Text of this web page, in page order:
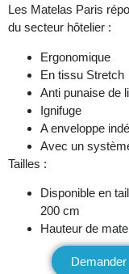
Les Matelas Paris
du secteur hôtelier :
Ergonomique
En tissu Stretch
Anti punaise de
Ignifuge
A enveloppe
Avec un
Tailles :
Disponible en
200 cm
Hauteur de